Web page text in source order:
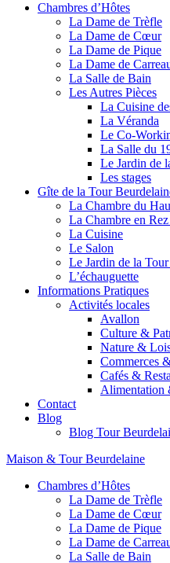
Chambres d’Hôtes
La Dame de Trèfle
La Dame de Cœur
La Dame de Pique
La Dame de
La Salle de Bain
Les Autres Pièces
La Cuisine
La Véranda
Le Co-
La Salle du
Le Jardin de
Les stages
Gîte de la Tour
La Chambre du
La Chambre en
La Cuisine
Le Salon
Le Jardin de la
L’échauguette
Informations Pratiques
Activités locales
Avallon
Culture &
Nature &
Commerces
Cafés &
Alimentation
Contact
Blog
Blog Tour
Maison & Tour Beurdelaine
Chambres d’Hôtes
La Dame de Trèfle
La Dame de Cœur
La Dame de Pique
La Dame de
La Salle de Bain